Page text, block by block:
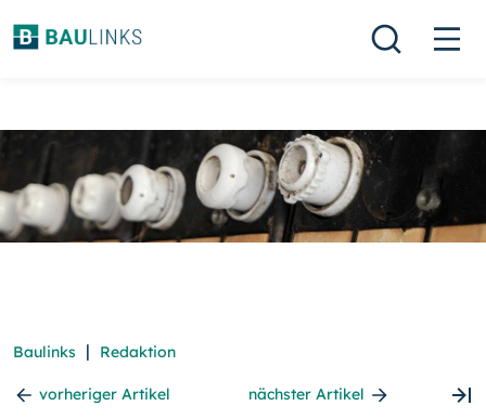
Baulinks | Redaktion
vorheriger Artikel nächster Artikel